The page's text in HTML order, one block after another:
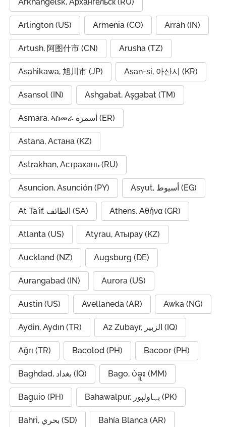
Arlington (US) Armenia (CO) Arrah (IN)
Artush, 阿图什市 (CN) Arusha (TZ)
Asahikawa, 旭川市 (JP) Asan-si, 아산시 (KR)
Asansol (IN) Ashgabat, Aşgabat (TM)
Asmara, ኣስመራ أسمرة (ER)
Astana, Астана (KZ)
Astrakhan, Астрахань (RU)
Asuncion, Asunción (PY) Asyut, أسيوط (EG)
At Ta'if, الطائف (SA) Athens, Αθήνα (GR)
Atlanta (US) Atyrau, Атырау (KZ)
Auckland (NZ) Augsburg (DE)
Aurangabad (IN) Aurora (US)
Austin (US) Avellaneda (AR) Awka (NG)
Aydin, Aydın (TR) Az Zubayr, الزبير (IQ)
Ağrı (TR) Bacolod (PH) Bacoor (PH)
Baghdad, بغداد (IQ) Bago, ပဲခူး (MM)
Baguio (PH) Bahawalpur, بہاولپور (PK)
Bahri, بحري (SD) Bahía Blanca (AR)